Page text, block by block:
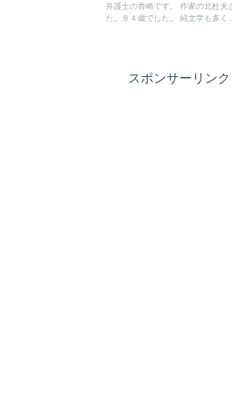
弁護士の香崎です。 作家の北杜夫さんが２４日に亡くなりまし
た。８４歳でした。 純文学も多く...
スポンサーリンク